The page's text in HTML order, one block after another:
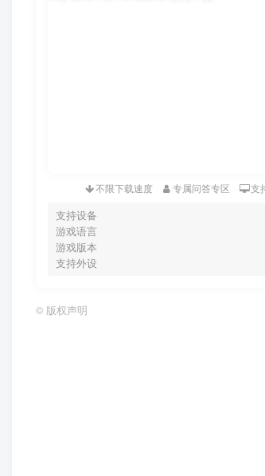
不限下载速度 专属问答专区 支
支持设备
游戏语言
游戏版本
支持外设
© 版权声明